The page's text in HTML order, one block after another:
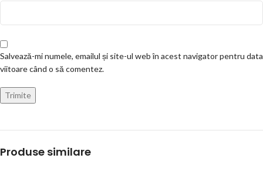
Salvează-mi numele, emailul și site-ul web în acest navigator pentru data
viitoare când o să comentez.
Produse similare